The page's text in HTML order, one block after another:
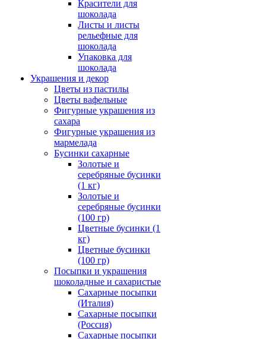
Красители для
шоколада
Листы и листы
рельефные для
шоколада
Упаковка для
шоколада
Украшения и декор
Цветы из пастилы
Цветы вафельные
Фигурные украшения из
сахара
Фигурные украшения из
мармелада
Бусинки сахарные
Золотые и
серебряные бусинки
(1 кг)
Золотые и
серебряные бусинки
(100 гр)
Цветные бусинки (1
кг)
Цветные бусинки
(100 гр)
Посыпки и украшения
шоколадные и сахаристые
Сахарные посыпки
(Италия)
Сахарные посыпки
(Россия)
Сахарные посыпки